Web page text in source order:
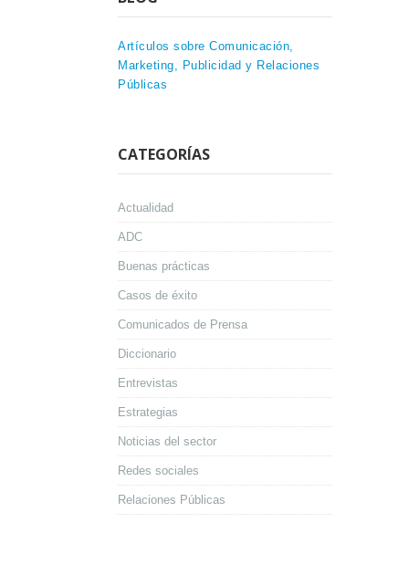
Artículos sobre Comunicación,
Marketing, Publicidad y Relaciones
Públicas
CATEGORÍAS
Actualidad
ADC
Buenas prácticas
Casos de éxito
Comunicados de Prensa
Diccionario
Entrevistas
Estrategias
Noticias del sector
Redes sociales
Relaciones Públicas